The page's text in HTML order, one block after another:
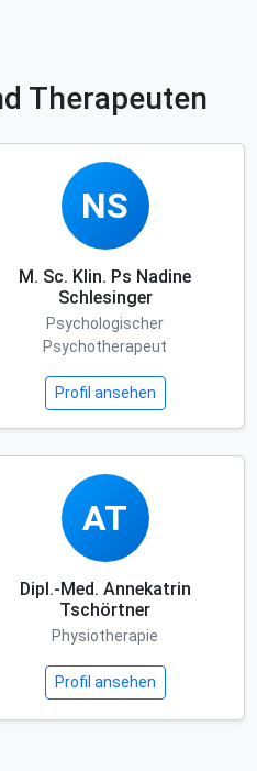
Therapeuten
NS
M. Sc. Klin. Ps Nadine
Schlesinger
Psychologischer
Psychotherapeut
Profil ansehen
AT
Dipl.-Med. Annekatrin
Tschörtner
Physiotherapie
Profil ansehen